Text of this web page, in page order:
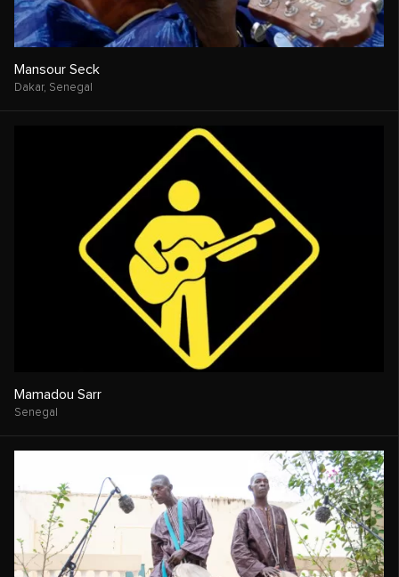
Mansour Seck
Dakar, Senegal
Mamadou Sarr
Senegal